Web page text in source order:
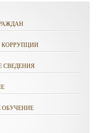
КОРРУПЦИИ
СВЕДЕНИЯ